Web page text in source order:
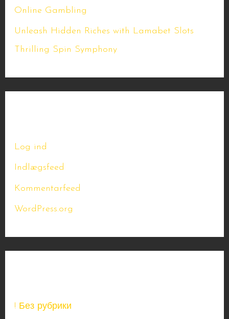
Online Gambling
Unleash Hidden Riches with Lamabet Slots
Thrilling Spin Symphony
Log ind
Indlægsfeed
Kommentarfeed
WordPress.org
! Без рубрики